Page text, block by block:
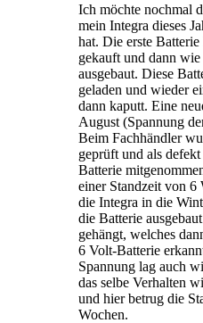
Ich möchte nochmal
mein Integra dieses
hat. Die erste
gekauft und dann
ausgebaut. Diese
geladen und wieder
dann kaputt. Eine
August (Spannung
Beim Fachhändler
geprüft und als
Batterie
einer Standzeit von 6
die Integra in die
die Batterie
gehängt, welches
6 Volt-Batterie
Spannung lag auch
das selbe Verhalten
und hier betrug die
Wochen.